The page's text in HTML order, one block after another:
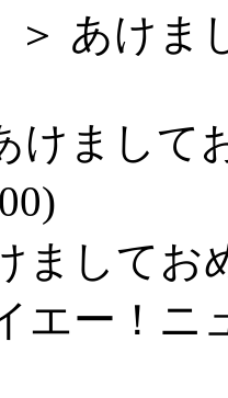
＞ あけま
けまして
ましてお
エー！ニ